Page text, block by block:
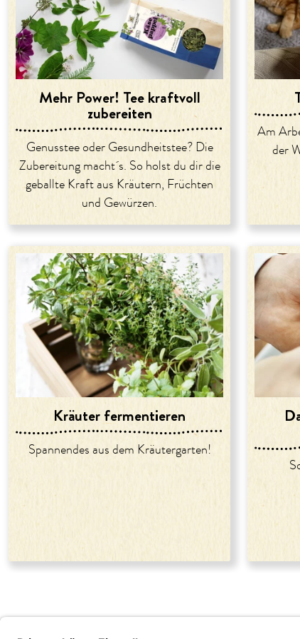
Mehr Power! Tee kraftvoll
zubereiten
Genusstee oder Gesundheitstee? Die
Zubereitung macht´s. So holst du dir die
geballte Kraft aus Kräutern, Früchten
und Gewürzen.
Am
der
Kräuter fermentieren
Spannendes aus dem Kräutergarten!